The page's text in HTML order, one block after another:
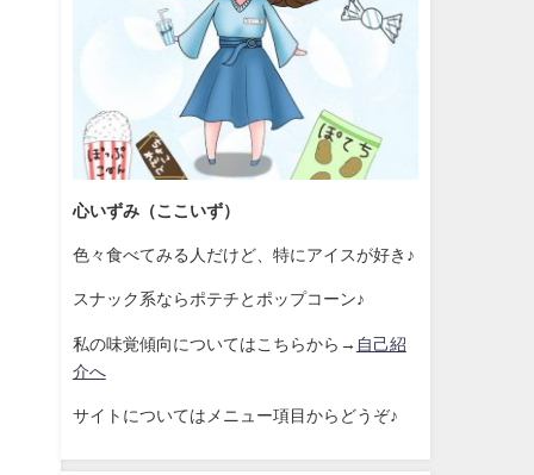
心いずみ（ここいず）
色々食べてみる人だけど、特にアイスが好き♪
スナック系ならポテチとポップコーン♪
私の味覚傾向についてはこちらから→ 自己紹
介へ
サイトについてはメニュー項目からどうぞ♪